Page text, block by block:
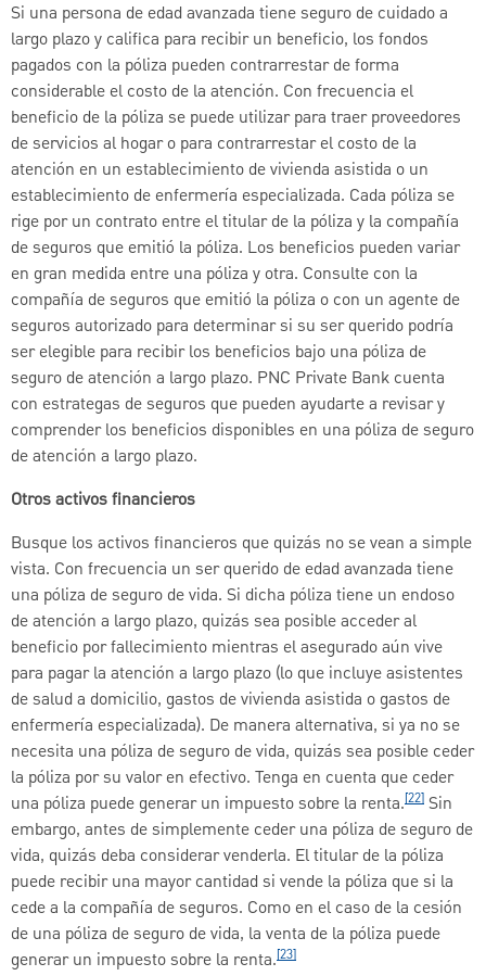
Si una persona de edad avanzada tiene seguro de cuidado a
largo plazo y califica para recibir un beneficio, los fondos
pagados con la póliza pueden contrarrestar de forma
considerable el costo de la atención. Con frecuencia el
beneficio de la póliza se puede utilizar para traer proveedores
de servicios al hogar o para contrarrestar el costo de la
atención en un establecimiento de vivienda asistida o un
establecimiento de enfermería especializada. Cada póliza se
rige por un contrato entre el titular de la póliza y la compañía
de seguros que emitió la póliza. Los beneficios pueden variar
en gran medida entre una póliza y otra. Consulte con la
compañía de seguros que emitió la póliza o con un agente de
seguros autorizado para determinar si su ser querido podría
ser elegible para recibir los beneficios bajo una póliza de
seguro de atención a largo plazo. PNC Private Bank cuenta
con estrategas de seguros que pueden ayudarte a revisar y
comprender los beneficios disponibles en una póliza de seguro
de atención a largo plazo.
Otros activos financieros
Busque los activos financieros que quizás no se vean a simple
vista. Con frecuencia un ser querido de edad avanzada tiene
una póliza de seguro de vida. Si dicha póliza tiene un endoso
de atención a largo plazo, quizás sea posible acceder al
beneficio por fallecimiento mientras el asegurado aún vive
para pagar la atención a largo plazo (lo que incluye asistentes
de salud a domicilio, gastos de vivienda asistida o gastos de
enfermería especializada). De manera alternativa, si ya no se
necesita una póliza de seguro de vida, quizás sea posible ceder
la póliza por su valor en efectivo. Tenga en cuenta que ceder
una póliza puede generar un impuesto sobre la renta.[22] Sin
embargo, antes de simplemente ceder una póliza de seguro de
vida, quizás deba considerar venderla. El titular de la póliza
puede recibir una mayor cantidad si vende la póliza que si la
cede a la compañía de seguros. Como en el caso de la cesión
de una póliza de seguro de vida, la venta de la póliza puede
generar un impuesto sobre la renta.[23]